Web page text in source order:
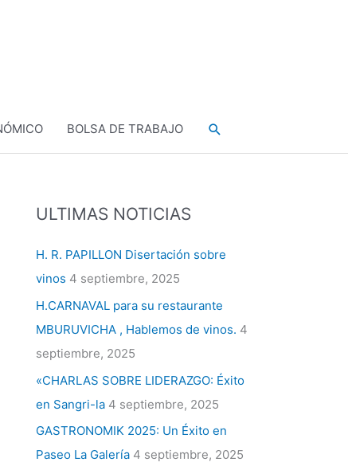
BOLSA DE TRABAJO Buscar
ULTIMAS NOTICIAS
H. R. PAPILLON Disertación sobre
vinos 4 septiembre, 2025
H.CARNAVAL para su restaurante
MBURUVICHA , Hablemos de vinos. 4
septiembre, 2025
«CHARLAS SOBRE LIDERAZGO: Éxito
en Sangri-la 4 septiembre, 2025
GASTRONOMIK 2025: Un Éxito en
Paseo La Galería 4 septiembre, 2025